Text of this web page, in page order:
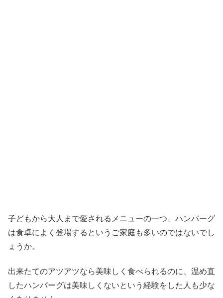
子どもから大人まで愛されるメニューの一つ、ハンバーグ
は食卓によく登場するというご家庭も多いのではないでし
ょうか。
出来たてのアツアツなら美味しく食べられるのに、温め直
したハンバーグは美味しくないという経験をした人も少な